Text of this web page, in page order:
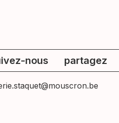
nous partagez